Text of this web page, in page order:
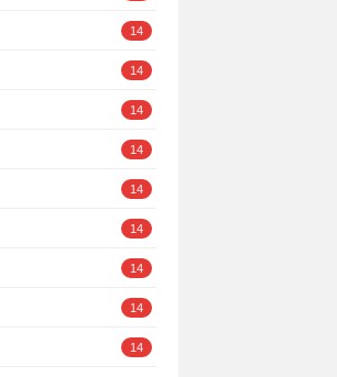
14
14
14
14
14
14
14
14
14